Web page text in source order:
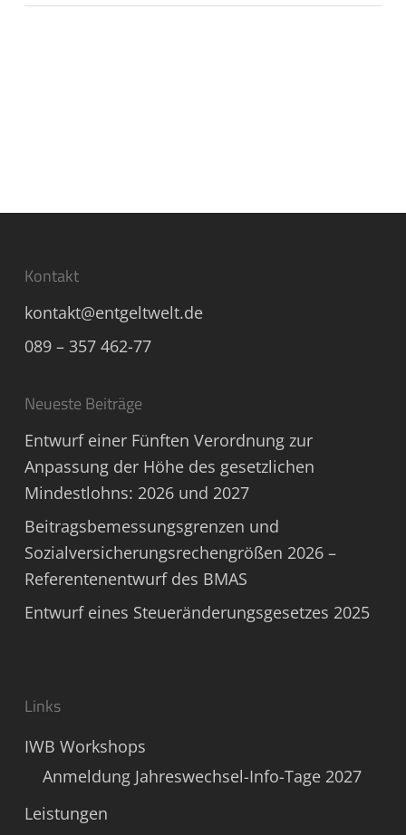
Kontakt
kontakt@entgeltwelt.de
089 – 357 462-77
Neueste Beiträge
Entwurf einer Fünften Verordnung zur
Anpassung der Höhe des gesetzlichen
Mindestlohns: 2026 und 2027
Beitragsbemessungsgrenzen und
Sozialversicherungsrechengrößen 2026 –
Referentenentwurf des BMAS
Entwurf eines Steueränderungsgesetzes 2025
Links
IWB Workshops
Anmeldung Jahreswechsel-Info-Tage 2027
Leistungen